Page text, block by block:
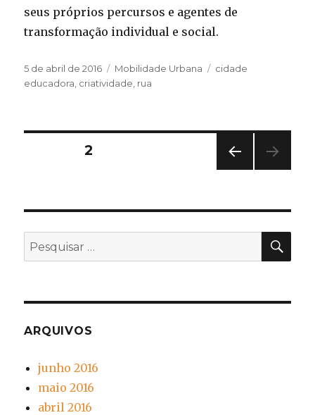
seus próprios percursos e agentes de
transformação individual e social.
Publicado
em
5 de abril de 2016 Categorias
Mobilidade Urbana Tags
cidade
educadora criatividade rua
Paginação
posts
ERIO
R
PÁGINA2
Pesquisar
por:
ARQUIVOS
junho 2016
maio 2016
abril 2016